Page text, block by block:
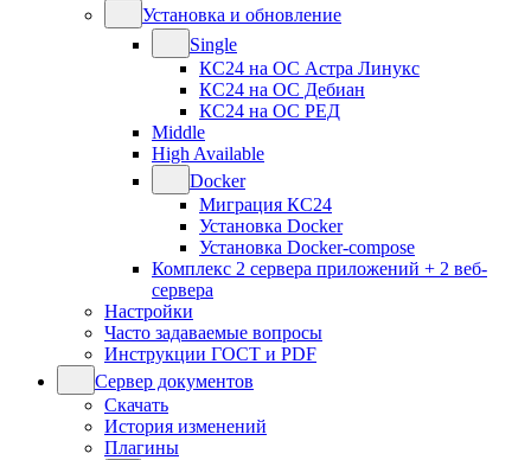
Установка и обновление
Single
КС24 на ОС Астра Линукс
КС24 на ОС Дебиан
КС24 на ОС РЕД
Middle
High Available
Docker
Миграция КС24
Установка Docker
Установка Docker-compose
Комплекс 2 сервера приложений + 2 веб-
сервера
Настройки
Часто задаваемые вопросы
Инструкции ГОСТ и PDF
Сервер документов
Скачать
История изменений
Плагины